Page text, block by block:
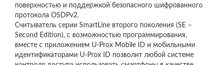
поверхностью и поддержкой безопасного шифрованного
протокола OSDPv2.
Считыватель серии SmartLine второго поколения (SE –
Second Edition), с возможностью программирования,
вместе с приложением U-Prox Mobile ID и мобильными
идентификаторами U-Prox ID позволит любой системе